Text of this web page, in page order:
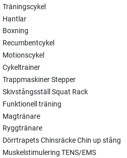
Träningscykel
Hantlar
Boxning
Recumbentcykel
Motionscykel
Cykeltrainer
Trappmaskiner Stepper
Skivstångsställ Squat Rack
Funktionell träning
Magtränare
Ryggtränare
Dörrtrapets Chinsräcke Chin up stång
Muskelstimulering TENS/EMS